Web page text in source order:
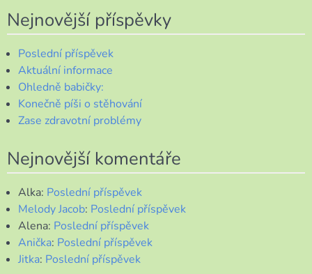
Nejnovější příspěvky
Poslední příspěvek
Aktuální informace
Ohledně babičky:
Konečně píši o stěhování
Zase zdravotní problémy
Nejnovější komentáře
Alka: Poslední příspěvek
Melody Jacob: Poslední příspěvek
Alena: Poslední příspěvek
Anička: Poslední příspěvek
Jitka: Poslední příspěvek